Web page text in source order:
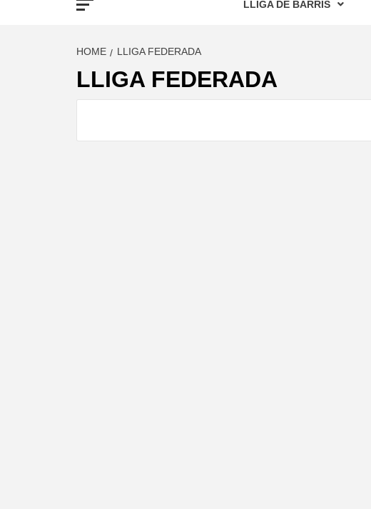
LLIGA DE BARRIS
HOME LLIGA FEDERADA
LLIGA FEDERADA